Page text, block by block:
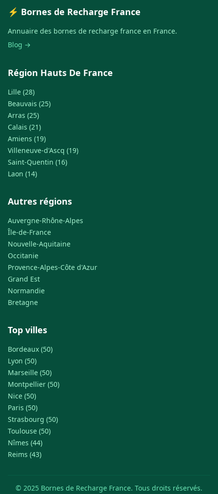
⚡ Bornes de Recharge France
Annuaire des bornes de recharge france en France.
Blog →
Région Hauts De France
Lille (28)
Beauvais (25)
Arras (25)
Calais (21)
Amiens (19)
Villeneuve-d'Ascq (19)
Saint-Quentin (16)
Laon (14)
Autres régions
Auvergne-Rhône-Alpes
Île-de-France
Nouvelle-Aquitaine
Occitanie
Provence-Alpes-Côte d'Azur
Grand Est
Normandie
Bretagne
Top villes
Bordeaux (50)
Lyon (50)
Marseille (50)
Montpellier (50)
Nice (50)
Paris (50)
Strasbourg (50)
Toulouse (50)
Nîmes (44)
Reims (43)
© 2025 Bornes de Recharge France. Tous droits réservés.